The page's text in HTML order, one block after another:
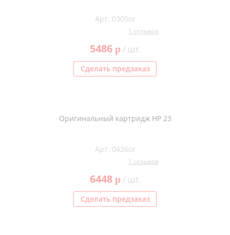
Арт. 0305or
1 отзывов
5486 p/ шт.
Сделать предзаказ
Оригинальный картридж HP 23
Арт. 0426or
1 отзывов
6448 p/ шт.
Сделать предзаказ